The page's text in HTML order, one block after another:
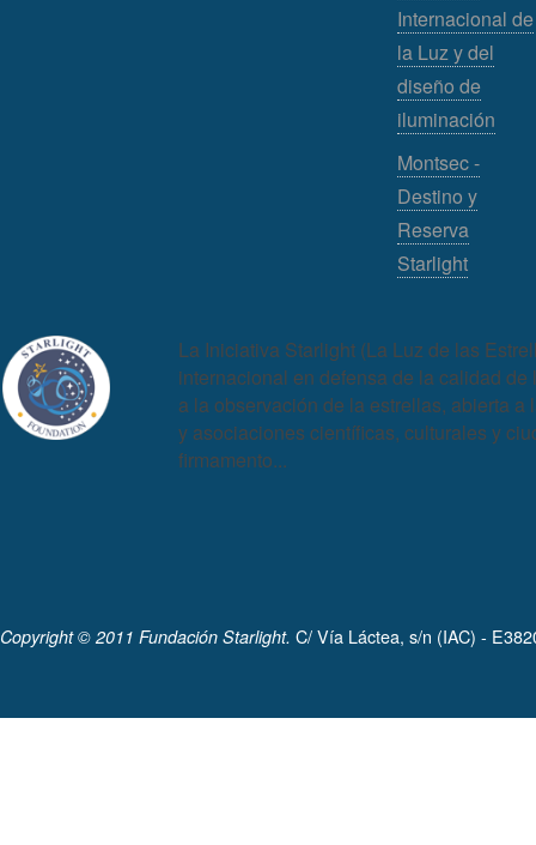
Internacional de
la Luz y del
diseño de
iluminación
Montsec -
Destino y
Reserva
Starlight
La Iniciativa Starlight (La Luz de las
internacional en defensa de la calidad
a la observación de la estrellas, abierta
y asociaciones científicas, culturales y
firmamento...
Copyright © 2011 Fundación Starlight. C/ Vía Láctea, s/n (IAC) -